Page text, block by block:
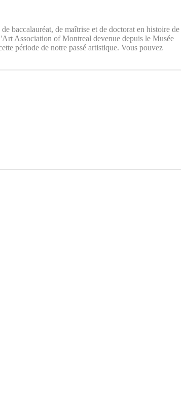
baccalauréat, de maîtrise et de doctorat en histoire de
Association of Montreal devenue depuis le Musée
période de notre passé artistique. Vous pouvez